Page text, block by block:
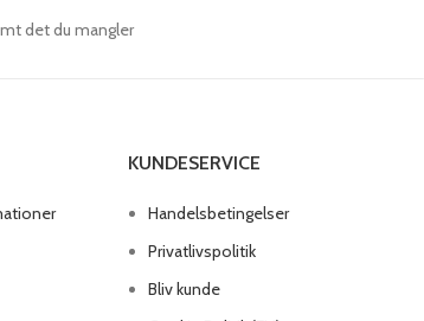
det du mangler
KUNDESERVICE
Handelsbetingelser
Privatlivspolitik
Bliv kunde